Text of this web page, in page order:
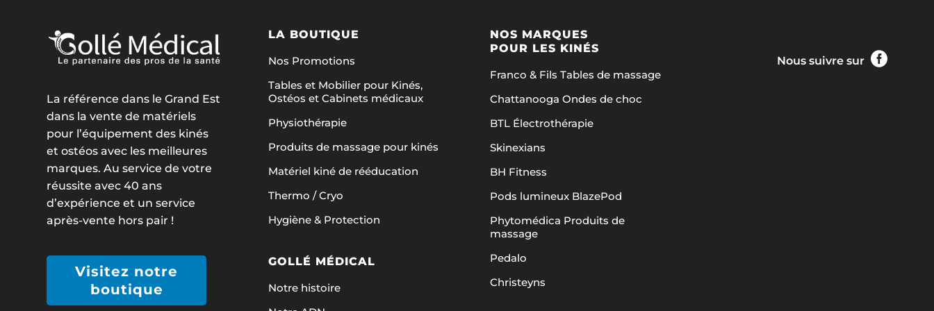
La référence dans le Grand Est
dans la vente de matériels
pour l’équipement des kinés
et ostéos avec les meilleures
marques. Au service de votre
réussite avec 40 ans
d’expérience et un service
après-vente hors pair !
Visitez notre
boutique
LA BOUTIQUE
Nos Promotions
Tables et Mobilier pour Kinés,
Ostéos et Cabinets médicaux
Physiothérapie
Produits de massage pour kinés
Matériel kiné de rééducation
Thermo / Cryo
Hygiène & Protection
GOLLÉ MÉDICAL
Notre histoire
NOS MARQUES
POUR LES KINÉS
Franco & Fils Tables de massage
Chattanooga Ondes de choc
BTL Électrothérapie
Skinexians
BH Fitness
Pods lumineux BlazePod
Phytomédica Produits de
massage
Pedalo
Christeyns
Nous suivre sur 